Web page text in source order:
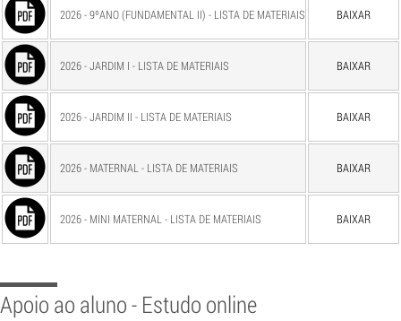
2026 - 9ºANO (FUNDAMENTAL II) - LISTA DE MATERIAIS BAIXAR
2026 - JARDIM I - LISTA DE MATERIAIS BAIXAR
2026 - JARDIM II - LISTA DE MATERIAIS BAIXAR
2026 - MATERNAL - LISTA DE MATERIAIS BAIXAR
2026 - MINI MATERNAL - LISTA DE MATERIAIS BAIXAR
Apoio ao aluno - Estudo online